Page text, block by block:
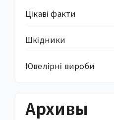
Цікаві факти
Шкідники
Ювелірні вироби
Архивы